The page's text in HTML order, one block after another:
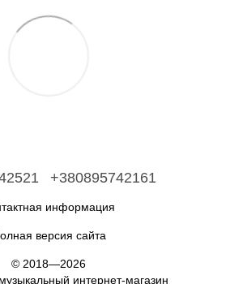
+380895742161
информация
версия сайта
© 2018—2026
интернет-магазин